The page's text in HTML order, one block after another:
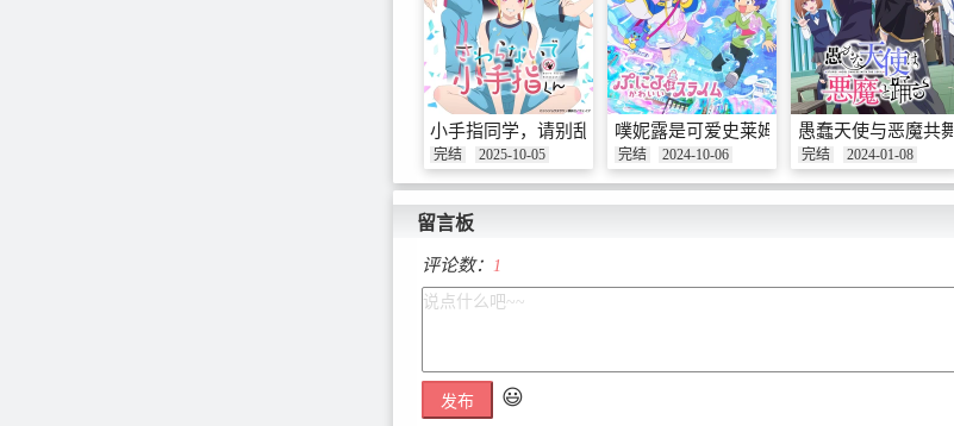
小手指同学，请别乱摸
完结 2025-10-05
噗妮露是可爱史莱姆
完结 2024-10-06
愚蠢天使与恶魔共舞
完结 2024-01-08
留言板
评论数： 1
发布 😃